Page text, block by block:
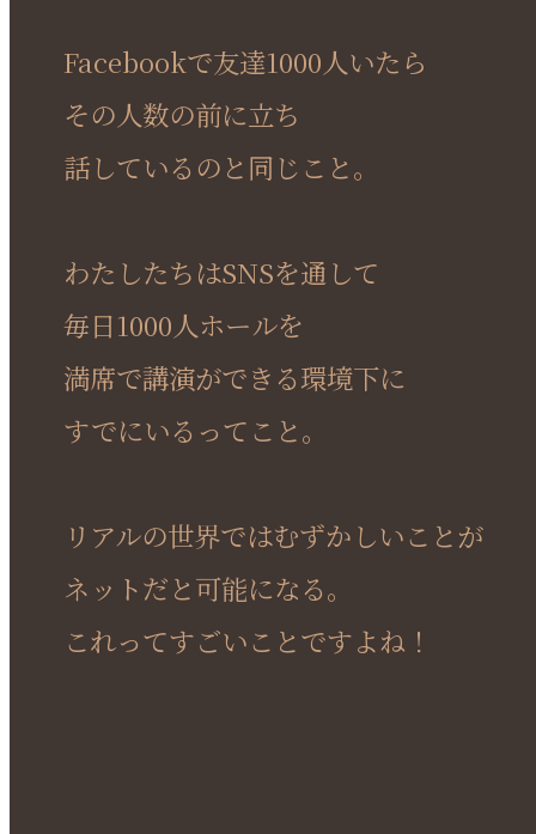
Facebookで友達1000人いたら
その人数の前に立ち
話しているのと同じこと。
わたしたちはSNSを通して
毎日1000人ホールを
満席で講演ができる環境下に
すでにいるってこと。
リアルの世界ではむずかしいことが
ネットだと可能になる。
これってすごいことですよね！